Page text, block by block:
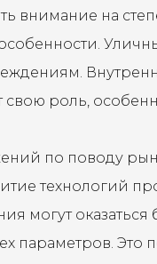
внимание на
роль,
по поводу
технологий
могут
параметров. Это